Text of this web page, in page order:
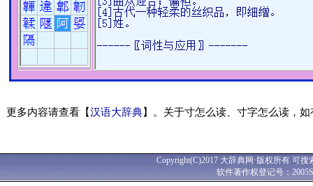
更多内容请查看【汉语大辞典】。关于寸怎么读、寸字怎么读，
Copyright(C)2017 大辞典网·版权所有 可
软件著作权登记号：